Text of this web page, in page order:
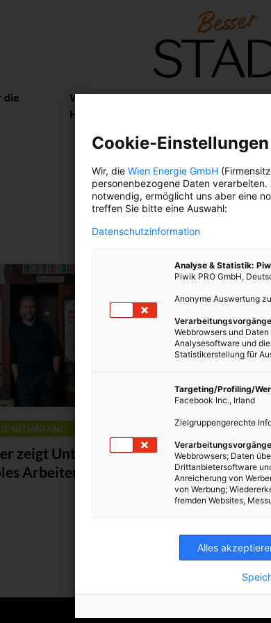
die
Wiener
Herzerl
Großwetterlage
NEUANFANG
zeigt Unternehmen,
Arbeiten geht
Theresa
Cookie-Einstellungen
Wir, die Wien Energie GmbH
personenbezogene Daten
notwendig, ermöglicht uns aber eine
treffen Sie bitte eine Auswahl:
Datenschutzinformation
Analyse & Statistik:
Piwik PRO GmbH,
Anonyme Auswertung
Webbrowsers und
Analysesoftware und
Statistikerstellung für
Targeting/Profiling/
Facebook Inc., Irland
Zielgruppengerechte
Webbrowsers; Daten
Drittanbietersoftware
Anreicherung von
von Werbung;
fremden Websites,
Alles